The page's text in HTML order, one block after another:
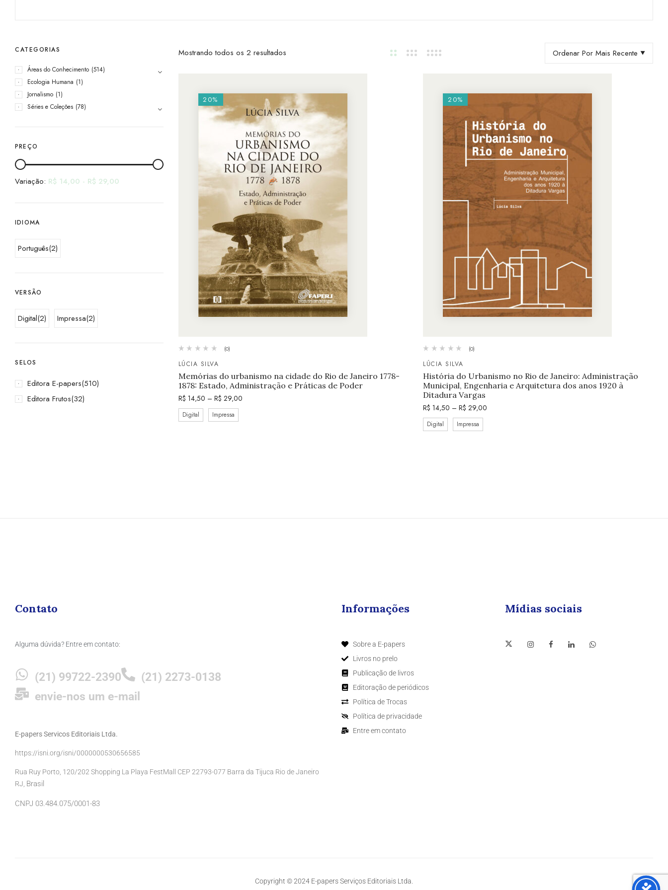
CATEGORIAS
Áreas do Conhecimento (514)
Ecologia Humana (1)
Jornalismo (1)
Séries e Coleções (78)
PREÇO
Variação: R$ 14,00 - R$ 29,00
IDIOMA
Português(2)
VERSÃO
Digital(2) Impressa(2)
SELOS
Editora E-papers(510)
Editora Frutos(32)
Mostrando todos os 2 resultados Ordenar Por Mais Recente
20%
(0)
LÚCIA SILVA
Memórias do urbanismo na cidade do Rio de Janeiro 1778-
1878: Estado, Administração e Práticas de Poder
R$ 14,50 – R$ 29,00
Digital Impressa
20%
(0)
LÚCIA SILVA
História do Urbanismo no Rio de Janeiro: Administração
Municipal, Engenharia e Arquitetura dos anos 1920 à
Ditadura Vargas
R$ 14,50 – R$ 29,00
Digital Impressa
Contato
Alguma dúvida? Entre em contato:
(21) 99722-2390
(21) 2273-0138
envie-nos um e-mail
E-papers Servicos Editoriais Ltda.
https://isni.org/isni/0000000530656585
Rua Ruy Porto, 120/202 Shopping La Playa FestMall CEP 22793-077 Barra da Tijuca Rio de Janeiro
RJ, Brasil
CNPJ 03.484.075/0001-83
Informações
Sobre a E-papers
Livros no prelo
Publicação de livros
Editoração de periódicos
Política de Trocas
Política de privacidade
Entre em contato
Mídias sociais
Copyright © 2024 E-papers Serviços Editoriais Ltda.